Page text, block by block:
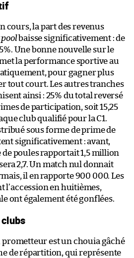
cours, la part des revenus
baisse significativement : de
Une bonne nouvelle sur le
la performance sportive au
pour gagner plus
tout court. Les autres tranches
ainsi : 25% du total reversé
de participation, soit 15,25
club qualifié pour la C1.
sous forme de prime de
significativement : avant,
poules rapportait 1,5 million
2,7. Un match nul donnait
il en rapporte 900 000. Les
l’accession en huitièmes,
ont également été gonflées.
prometteur est un chouia gâché
de répartition, qui représente